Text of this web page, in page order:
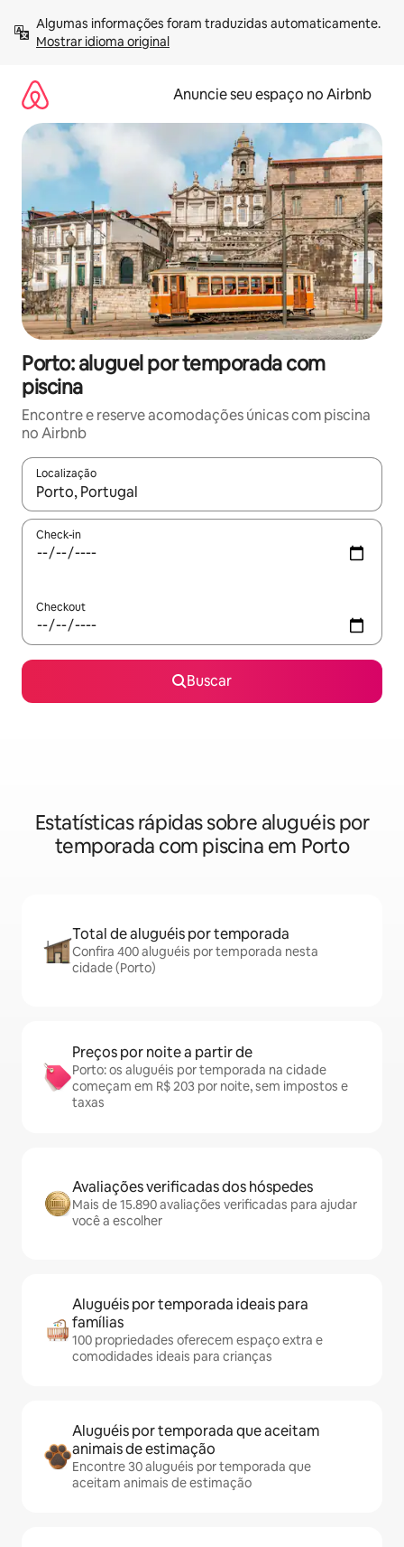
para
Mostrar idioma original
Anuncie seu espaço no Airbnb
Porto: aluguel por temporada com
piscina
Encontre e reserve acomodações únicas com piscina
no Airbnb
Localização
Quando os resultados estiverem disponíveis, explore-os
Check-in
Checkout
Buscar
Estatísticas rápidas sobre aluguéis por
temporada com piscina em Porto
Total de aluguéis por temporada
Confira 400 aluguéis por temporada nesta
cidade (Porto)
Preços por noite a partir de
Porto: os aluguéis por temporada na cidade
começam em R$ 203 por noite, sem impostos e
taxas
Avaliações verificadas dos hóspedes
Mais de 15.890 avaliações verificadas para ajudar
você a escolher
Aluguéis por temporada ideais para
famílias
100 propriedades oferecem espaço extra e
comodidades ideais para crianças
Aluguéis por temporada que aceitam
animais de estimação
Encontre 30 aluguéis por temporada que
aceitam animais de estimação